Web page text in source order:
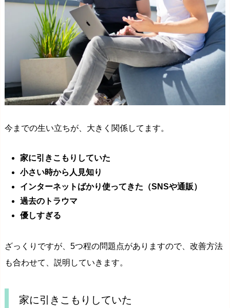
今までの生い立ちが、大きく関係してます。
家に引きこもりしていた
小さい時から人見知り
インターネットばかり使ってきた（SNSや通販）
過去のトラウマ
優しすぎる
ざっくりですが、5つ程の問題点がありますので、改善方法
も合わせて、説明していきます。
家に引きこもりしていた